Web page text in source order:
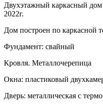
Двухэтажный каркасный
2022г.
Дом построен по каркасной
Фундамент: свайный
Кровля. Металлочерепица
Окна: пластиковый
Дверь: металлическая с